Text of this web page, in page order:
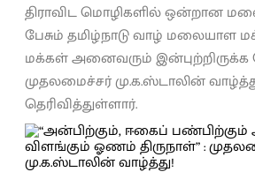
திராவிட மொழிகளில் ஒன்றான
பேசும் தமிழ்நாடு வாழ் மலையாள
மக்கள் அனைவரும்
முதலமைச்சர் மு.க.ஸ்டாலின்
தெரிவித்துள்ளார்.